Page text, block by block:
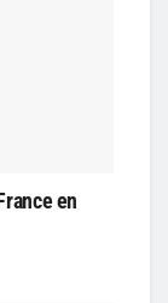
en